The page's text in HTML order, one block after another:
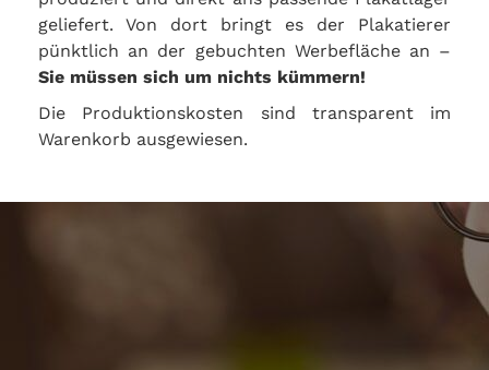
geliefert. Von dort bringt es der Plakatierer
pünktlich an der gebuchten Werbefläche an –
Sie müssen sich um nichts kümmern!
Die Produktionskosten sind transparent im
Warenkorb ausgewiesen.